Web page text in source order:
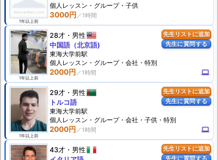
1年以上前
3000円
個人 レッスン ・グループ・子供
先生リストに追加
先生に質問する
1年以上前
28才 男性
2000円 computer
中国語（北京語)
東海大学前駅
個人 レッスン ・グループ・会社・特別
先生リストに追加
先生に質問する
1年以上前
29才 男性
2000円 computer
トルコ語
東海大学前駅
個人 レッスン ・グループ・会社・子供・特別
先生リストに追加
先生に質問する
43才 男性